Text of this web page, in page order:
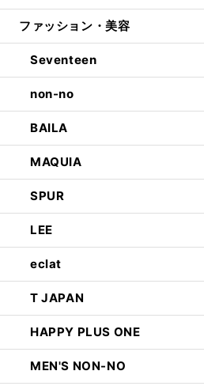
ファッション・美容
Seventeen
non-no
BAILA
MAQUIA
SPUR
LEE
eclat
T JAPAN
HAPPY PLUS ONE
MEN'S NON-NO